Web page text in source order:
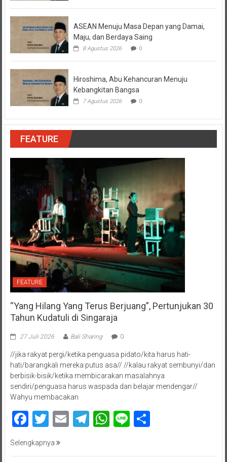
ASEAN Menuju Masa Depan yang Damai,
Maju, dan Berdaya Saing
8 Agustus 2026 0
Hiroshima, Abu Kehancuran Menuju
Kebangkitan Bangsa
7 Agustus 2026 0
FEATURE
FEATURE
“Yang Hilang Yang Terus Berjuang”, Pertunjukan 30
Tahun Kudatuli di Singaraja
27 Juli 2026 Bali Sharing 0
//jika rakyat pergi/ketika penguasa pidato/kita harus hati-
hati/barangkali mereka putus asa// //kalau rakyat sembunyi/dan
berbisik-bisik/ketika membicarakan masalahnya
sendiri/penguasa harus waspada dan belajar mendengar//
Wahyu membacakan
Facebook
Twitter
EmailTelegram
WhatsApp
LineShare
Selengkapnya